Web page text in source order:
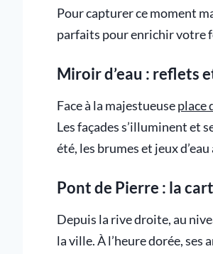
Pour capturer ce moment
parfaits pour enrichir votre
Miroir d’eau : reflets
Face à la majestueuseplace
Les façades s’illuminent et
été, les brumes et jeux
Pont de Pierre : la
Depuis la rive droite, au
la ville. À l’heure dorée,